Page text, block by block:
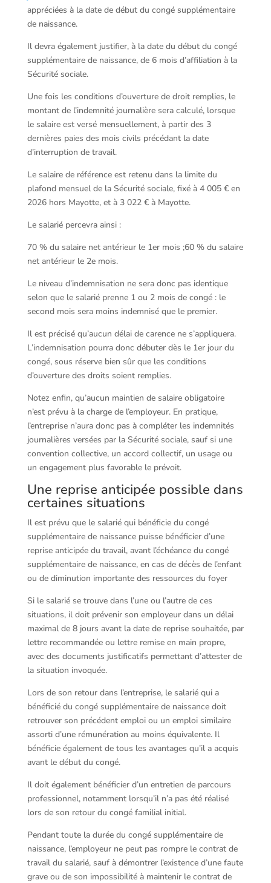
appréciées à la date de début du congé supplémentaire
de naissance.
Il devra également justifier, à la date du début du congé
supplémentaire de naissance, de 6 mois d’affiliation à la
Sécurité sociale.
Une fois les conditions d’ouverture de droit remplies, le
montant de l’indemnité journalière sera calculé, lorsque
le salaire est versé mensuellement, à partir des 3
dernières paies des mois civils précédant la date
d’interruption de travail.
Le salaire de référence est retenu dans la limite du
plafond mensuel de la Sécurité sociale, fixé à 4 005 € en
2026 hors Mayotte, et à 3 022 € à Mayotte.
Le salarié percevra ainsi :
70 % du salaire net antérieur le 1er mois ;60 % du salaire
net antérieur le 2e mois.
Le niveau d’indemnisation ne sera donc pas identique
selon que le salarié prenne 1 ou 2 mois de congé : le
second mois sera moins indemnisé que le premier.
Il est précisé qu’aucun délai de carence ne s’appliquera.
L’indemnisation pourra donc débuter dès le 1er jour du
congé, sous réserve bien sûr que les conditions
d’ouverture des droits soient remplies.
Notez enfin, qu’aucun maintien de salaire obligatoire
n’est prévu à la charge de l’employeur. En pratique,
l’entreprise n’aura donc pas à compléter les indemnités
journalières versées par la Sécurité sociale, sauf si une
convention collective, un accord collectif, un usage ou
un engagement plus favorable le prévoit.
Une reprise anticipée possible dans
certaines situations
Il est prévu que le salarié qui bénéficie du congé
supplémentaire de naissance puisse bénéficier d’une
reprise anticipée du travail, avant l’échéance du congé
supplémentaire de naissance, en cas de décès de l’enfant
ou de diminution importante des ressources du foyer
Si le salarié se trouve dans l’une ou l’autre de ces
situations, il doit prévenir son employeur dans un délai
maximal de 8 jours avant la date de reprise souhaitée, par
lettre recommandée ou lettre remise en main propre,
avec des documents justificatifs permettant d’attester de
la situation invoquée.
Lors de son retour dans l’entreprise, le salarié qui a
bénéficié du congé supplémentaire de naissance doit
retrouver son précédent emploi ou un emploi similaire
assorti d’une rémunération au moins équivalente. Il
bénéficie également de tous les avantages qu’il a acquis
avant le début du congé.
Il doit également bénéficier d’un entretien de parcours
professionnel, notamment lorsqu’il n’a pas été réalisé
lors de son retour du congé familial initial.
Pendant toute la durée du congé supplémentaire de
naissance, l’employeur ne peut pas rompre le contrat de
travail du salarié, sauf à démontrer l’existence d’une faute
grave ou de son impossibilité à maintenir le contrat de